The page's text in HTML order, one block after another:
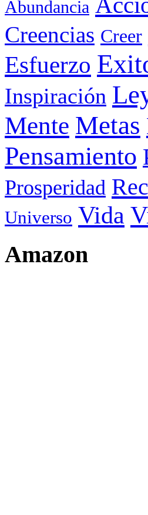
Abundancia
Creencias Creer
Esfuerzo
Inspiración
Mente Metas
Pensamiento
Prosperidad
Universo Vida
Amazon